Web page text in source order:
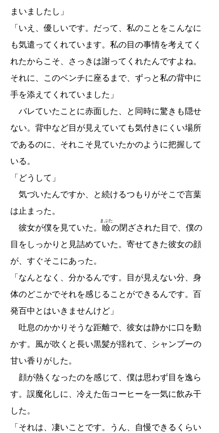
まいましたし」
「いえ、優しいです。だって、私のことをこんなに
も気遣ってくれています。私の目の事情を考えてく
れたからこそ、さっきは謝ってくれたんですよね。
それに、このベンチに座るまで、ずっと私の背中に
手を添えてくれていました」
バレていたことに赤面した、と同時に驚きも隠せ
ない。背中など目が見えていても気付きにくい場所
であるのに、それこそ見ていたかのように把握して
いる。
「どうして」
気づいたんですか、と続けるつもりがそこで言葉
は止まった。
彼女が僕を見ていた。 瞼
まぶた
の閉ざされた目で、僕の
目をしっかりと見詰めていた。寄せてきた彼女の顔
が、すぐそこにあった。
「なんとなく、分かるんです。目が見えない分、身
体のどこかでそれを感じることができるんです。百
発百中とはいきませんけど」
吐息のかかりそうな距離で、彼女は静かに口を動
かす。風が吹くと長い黒髪が揺れて、シャンプーの
甘い香りがした。
顔が熱くなったのを感じて、僕は思わず目を逸ら
す。誤魔化しに、冷えた缶コーヒーを一気に飲み干
した。
「それは、凄いことです。うん、自慢できるくらい